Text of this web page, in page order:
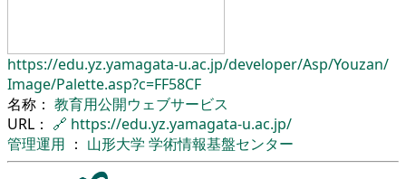
https://edu.yz.yamagata-u.ac.jp/developer/Asp/Youzan/
Image/Palette.asp?c=FF58CF
名称： 教育用公開ウェブサービス
URL： 🔗 https://edu.yz.yamagata-u.ac.jp/
管理運用 ： 山形大学 学術情報基盤センター